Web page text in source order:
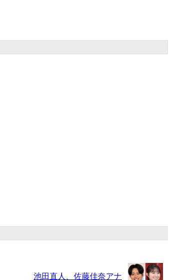
池田直人、佐藤佳奈アナ